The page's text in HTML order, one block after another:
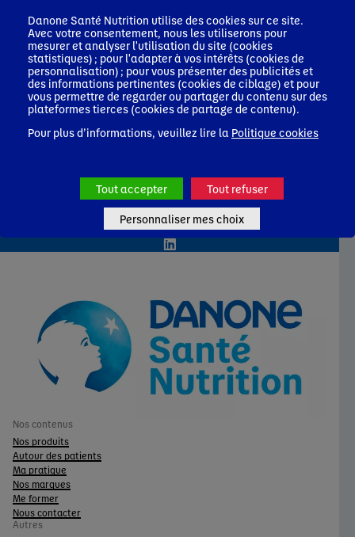
Voir nos études Neocate® Spoon
Suivez-nous :
Laboratoire Gallia
Nutricia
Nos contenus
Nos produits
Autour des patients
Ma pratique
Nos marques
Me former
Nous contacter
Autres
Danone Santé Nutrition utilise des cookies sur ce site.
Avec votre consentement, nous les utiliserons pour
mesurer et analyser l'utilisation du site (cookies
statistiques) ; pour l'adapter à vos intérêts (cookies de
personnalisation) ; pour vous présenter des publicités et
des informations pertinentes (cookies de ciblage) et pour
vous permettre de regarder ou partager du contenu sur des
plateformes tierces (cookies de partage de contenu).
Pour plus d’informations, veuillez lire la Politique cookies
Tout accepter Tout refuser
Personnaliser mes choix